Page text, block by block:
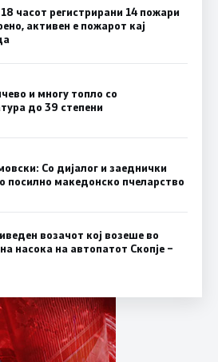
часот регистрирани 14 пожари
активен е пожарот кај
и многу топло со
до 39 степени
Со дијалог и заеднички
посилно македонско пчеларство
возачот кој возеше во
насока на автопатот Скопје –